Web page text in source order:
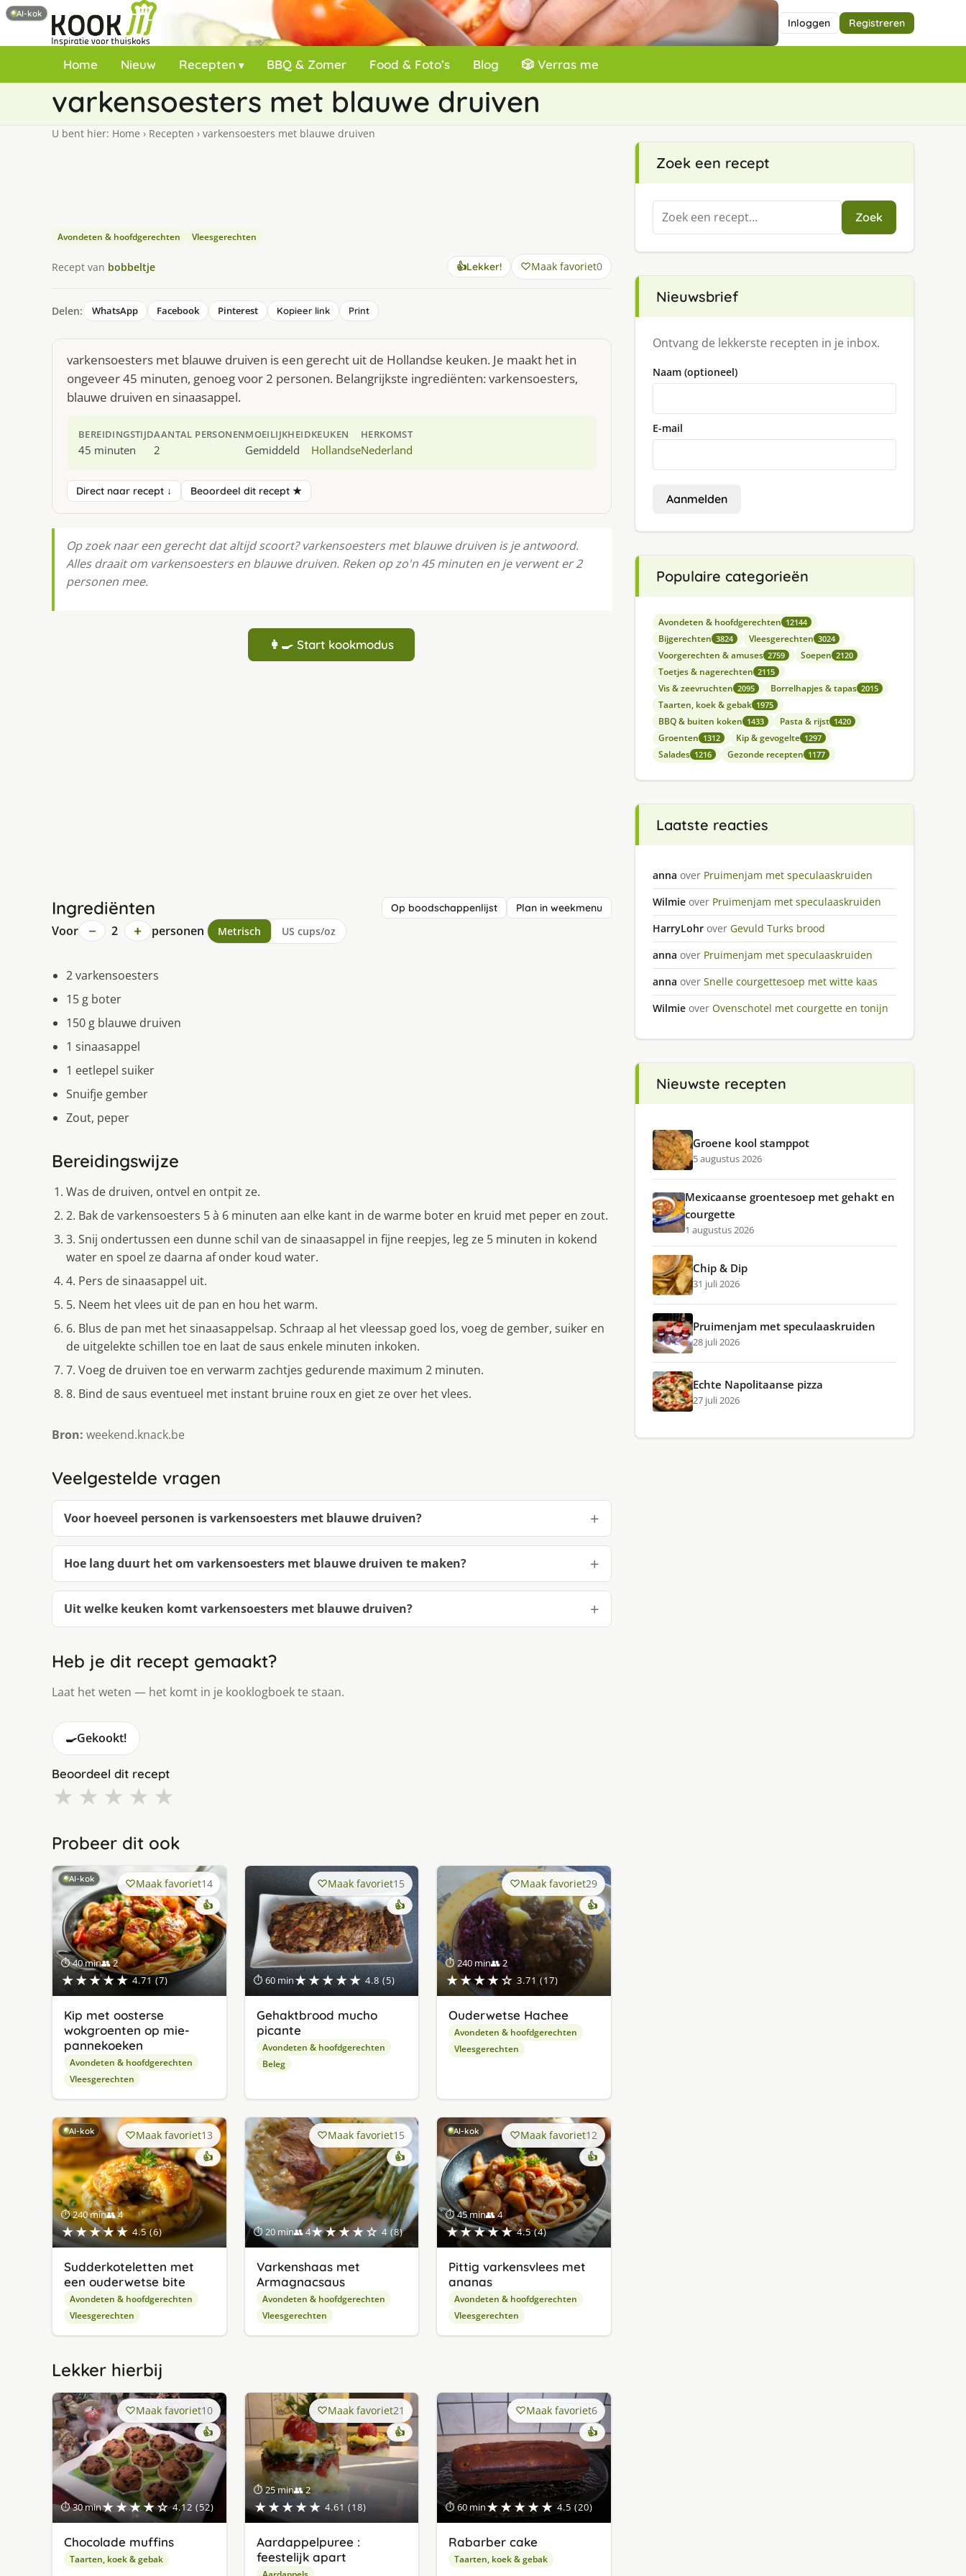
Inloggen Registreren
Home Nieuw Recepten BBQ & Zomer Food & Foto’s Blog 🎲 Verras me
varkensoesters met blauwe druiven
U bent hier: Home › Recepten › varkensoesters met blauwe druiven
Avondeten & hoofdgerechten Vleesgerechten
Recept van bobbeltje 👍Lekker! Maak favoriet0
Delen: WhatsApp Facebook Pinterest Kopieer link Print
varkensoesters met blauwe druiven is een gerecht uit de Hollandse keuken. Je maakt het in
ongeveer 45 minuten, genoeg voor 2 personen. Belangrijkste ingrediënten: varkensoesters,
blauwe druiven en sinaasappel.
BEREIDINGSTIJD
45 minuten
AANTAL PERSONEN
2
MOEILIJKHEID
Gemiddeld
KEUKEN
Hollandse
HERKOMST
Nederland
Direct naar recept ↓ Beoordeel dit recept ★
Op zoek naar een gerecht dat altijd scoort? varkensoesters met blauwe druiven is je antwoord.
Alles draait om varkensoesters en blauwe druiven. Reken op zo'n 45 minuten en je verwent er 2
personen mee.
👩‍🍳 Start kookmodus
Ingrediënten Op boodschappenlijst Plan in weekmenu
Voor − 2 + personen Metrisch US cups/oz
2 varkensoesters
15 g boter
150 g blauwe druiven
1 sinaasappel
1 eetlepel suiker
Snuifje gember
Zout, peper
Bereidingswijze
Was de druiven, ontvel en ontpit ze.
2. Bak de varkensoesters 5 à 6 minuten aan elke kant in de warme boter en kruid met peper en zout.
3. Snij ondertussen een dunne schil van de sinaasappel in fijne reepjes, leg ze 5 minuten in kokend
water en spoel ze daarna af onder koud water.
4. Pers de sinaasappel uit.
5. Neem het vlees uit de pan en hou het warm.
6. Blus de pan met het sinaasappelsap. Schraap al het vleessap goed los, voeg de gember, suiker en
de uitgelekte schillen toe en laat de saus enkele minuten inkoken.
7. Voeg de druiven toe en verwarm zachtjes gedurende maximum 2 minuten.
8. Bind de saus eventueel met instant bruine roux en giet ze over het vlees.
Bron: weekend.knack.be
Veelgestelde vragen
Voor hoeveel personen is varkensoesters met blauwe druiven?
Hoe lang duurt het om varkensoesters met blauwe druiven te maken?
Uit welke keuken komt varkensoesters met blauwe druiven?
Heb je dit recept gemaakt?
Laat het weten — het komt in je kooklogboek te staan.
🍳Gekookt!
Beoordeel dit recept
★ ★ ★ ★ ★
Probeer dit ook
AI-kok
⏱ 40 min👥 2
★★★★★ 4.71 (7)
Maak favoriet14
👍
Kip met oosterse
wokgroenten op mie-
pannekoeken
Avondeten & hoofdgerechten
Vleesgerechten
⏱ 60 min★★★★★ 4.8 (5)
Maak favoriet15
👍
Gehaktbrood mucho
picante
Avondeten & hoofdgerechten
Beleg
⏱ 240 min👥 2
★★★★☆ 3.71 (17)
Maak favoriet29
👍
Ouderwetse Hachee
Avondeten & hoofdgerechten
Vleesgerechten
AI-kok
⏱ 240 min👥 4
★★★★★ 4.5 (6)
Maak favoriet13
👍
Sudderkoteletten met
een ouderwetse bite
Avondeten & hoofdgerechten
Vleesgerechten
⏱ 20 min👥 4★★★★☆ 4 (8)
Maak favoriet15
👍
Varkenshaas met
Armagnacsaus
Avondeten & hoofdgerechten
Vleesgerechten
AI-kok
⏱ 45 min👥 4
★★★★★ 4.5 (4)
Maak favoriet12
👍
Pittig varkensvlees met
ananas
Avondeten & hoofdgerechten
Vleesgerechten
Lekker hierbij
⏱ 30 min★★★★☆ 4.12 (52)
Maak favoriet10
👍
Chocolade muffins
Taarten, koek & gebak
⏱ 25 min👥 2
★★★★★ 4.61 (18)
Maak favoriet21
👍
Aardappelpuree :
feestelijk apart
⏱ 60 min★★★★★ 4.5 (20)
Maak favoriet6
👍
Rabarber cake
Taarten, koek & gebak
Zoek een recept
Zoeken
naar:
Zoek
Nieuwsbrief
Ontvang de lekkerste recepten in je inbox.
Naam (optioneel)
E-mail
Aanmelden
Populaire categorieën
Avondeten & hoofdgerechten 12144
Bijgerechten 3824 Vleesgerechten 3024
Voorgerechten & amuses 2759 Soepen 2120
Toetjes & nagerechten 2115
Vis & zeevruchten 2095 Borrelhapjes & tapas 2015
Taarten, koek & gebak 1975
BBQ & buiten koken 1433 Pasta & rijst 1420
Groenten 1312 Kip & gevogelte 1297
Salades 1216 Gezonde recepten 1177
Laatste reacties
anna over Pruimenjam met speculaaskruiden
Wilmie over Pruimenjam met speculaaskruiden
HarryLohr over Gevuld Turks brood
anna over Pruimenjam met speculaaskruiden
anna over Snelle courgettesoep met witte kaas
Wilmie over Ovenschotel met courgette en tonijn
Nieuwste recepten
Groene kool stamppot
5 augustus 2026
Mexicaanse groentesoep met gehakt en
courgette
1 augustus 2026
Chip & Dip
31 juli 2026
Pruimenjam met speculaaskruiden
28 juli 2026
AI-kok
Echte Napolitaanse pizza
27 juli 2026